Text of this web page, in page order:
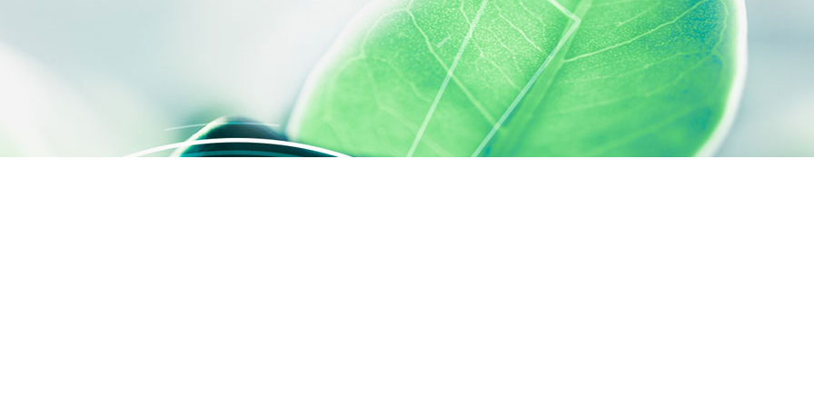
de confidentialité, en garantissant la conformité avec les réglementations. Personnalisez vos préférences pour